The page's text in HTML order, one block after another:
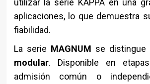
aplicaciones, lo que demuestra
fiabilidad.
La serie MAGNUM se distingue
modular. Disponible en
admisión común o